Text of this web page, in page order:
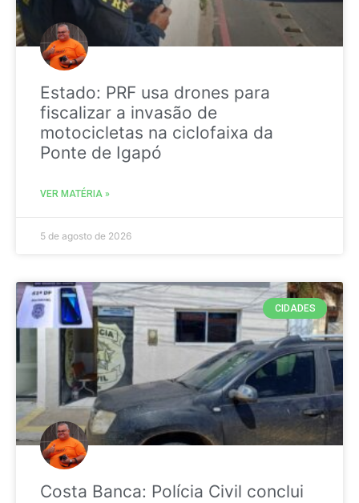
Estado: PRF usa drones para
fiscalizar a invasão de
motocicletas na ciclofaixa da
Ponte de Igapó
VER MATÉRIA »
5 de agosto de 2026
CIDADES
Costa Banca: Polícia Civil conclui